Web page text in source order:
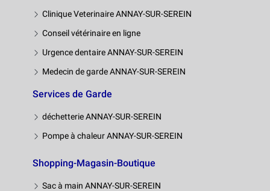
Clinique Veterinaire ANNAY-SUR-SEREIN
Conseil vétérinaire en ligne
Urgence dentaire ANNAY-SUR-SEREIN
Medecin de garde ANNAY-SUR-SEREIN
Services de Garde
déchetterie ANNAY-SUR-SEREIN
Pompe à chaleur ANNAY-SUR-SEREIN
Shopping-Magasin-Boutique
Sac à main ANNAY-SUR-SEREIN